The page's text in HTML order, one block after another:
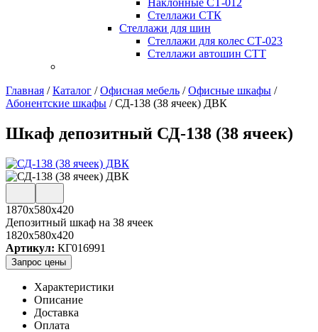
Наклонные СТ-012
Стеллажи СТК
Стеллажи для шин
Стеллажи для колес СТ-023
Стеллажи автошин СТТ
Главная /Каталог /Офисная мебель /Офисные шкафы /
Абонентские шкафы /СД-138 (38 ячеек) ДВК
Шкаф депозитный СД-138 (38 ячеек)
1870x580x420
Депозитный шкаф на 38 ячеек
1820x580x420
Артикул: КГ016991
Запрос цены
Характеристики
Описание
Доставка
Оплата